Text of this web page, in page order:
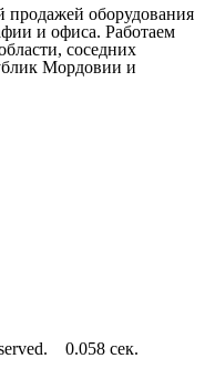
оборудования
и офиса. Работаем
соседних
Мордовии и
0.058 сек.